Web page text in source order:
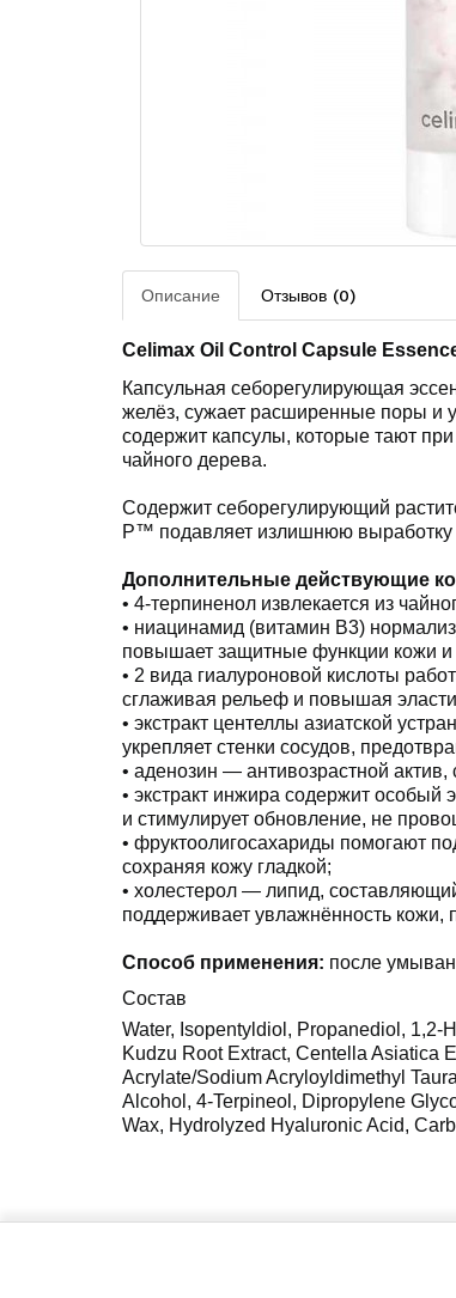
Описание Отзывов (0)
Celimax Oil Control Capsule
Капсульная себорегулирующая
желёз, сужает расширенные поры и
содержит капсулы, которые тают
чайного дерева.
Содержит себорегулирующий
P™ подавляет излишнюю выработку
Дополнительные действующие
• 4-терпиненол извлекается из
• ниацинамид (витамин B3)
повышает защитные функции кожи и
• 2 вида гиалуроновой кислоты
сглаживая рельеф и повышая
• экстракт центеллы азиатской
укрепляет стенки сосудов,
• аденозин — антивозрастной актив,
• экстракт инжира содержит
и стимулирует обновление, не
• фруктоолигосахариды помогают
сохраняя кожу гладкой;
• холестерол — липид,
поддерживает увлажнённость кожи,
Способ применения: после
Состав
Water, Isopentyldiol, Propanediol, 1,2-
Kudzu Root Extract, Centella Asiatica
Acrylate/Sodium Acryloyldimethyl
Alcohol, 4-Terpineol, Dipropylene
Wax, Hydrolyzed Hyaluronic Acid,